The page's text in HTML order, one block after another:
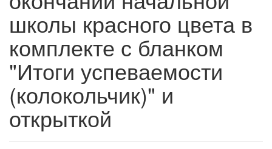
школы красного цвета в
комплекте с бланком
"Итоги успеваемости
(колокольчик)" и
открыткой